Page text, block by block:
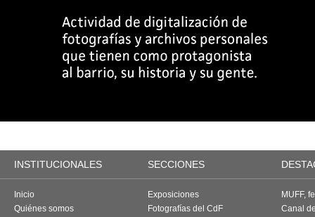
INSTITUCIONALES SECCIONES
Inicio
Quiénes somos
Exposiciones
Fotografías del CdF
MUFF,
Canal